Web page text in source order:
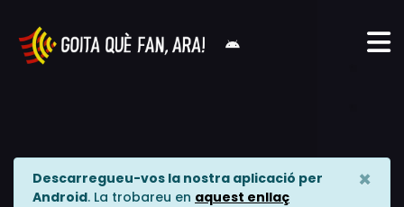
Descarregueu-vos la nostra aplicació per
Android. La trobareu en aquest enllaç
×